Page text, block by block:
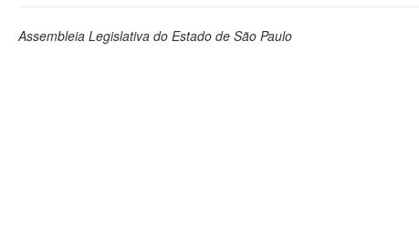
Assembleia Legislativa do Estado de São Paulo